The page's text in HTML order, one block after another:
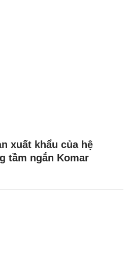
xuất khẩu của hệ
tầm ngắn Komar